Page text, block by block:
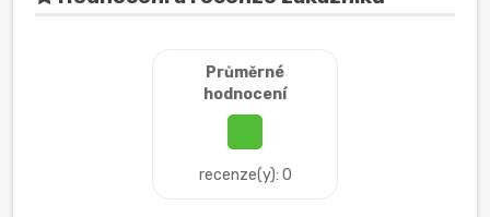
Průměrné
hodnocení
recenze(y): 0